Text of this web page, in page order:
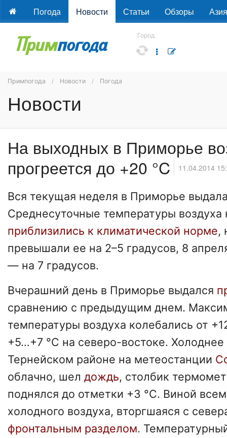
Погода Новости Статьи Обзоры Азия
Город
Примпогода Новости Погода
Новости
На выходных в Приморье
прогреется до +20 °C
11.04.2014
Вся текущая неделя в Приморье
Среднесуточные температуры воздуха
приблизились к климатической норме,
превышали ее на 2–5 градусов, 8
— на 7 градусов.
Вчерашний день в Приморье выдался
сравнению с предыдущим днем.
температуры воздуха колебались от
+5…+7 °C на северо-востоке.
Тернейском районе на метеостанции
облачно, шел дождь, столбик
поднялся до отметки +3 °C. Виной
холодного воздуха, вторгшаяся с
фронтальным разделом.